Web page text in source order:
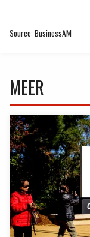
Source: BusinessAM
MEER